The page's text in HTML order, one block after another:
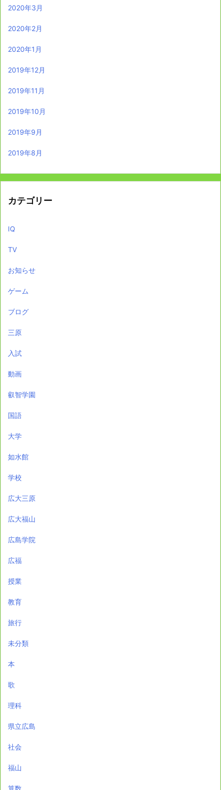
2020年3月
2020年2月
2020年1月
2019年12月
2019年11月
2019年10月
2019年9月
2019年8月
カテゴリー
IQ
TV
お知らせ
ゲーム
ブログ
三原
入試
動画
叡智学園
国語
大学
如水館
学校
広大三原
広大福山
広島学院
広福
授業
教育
旅行
未分類
本
歌
理科
県立広島
社会
福山